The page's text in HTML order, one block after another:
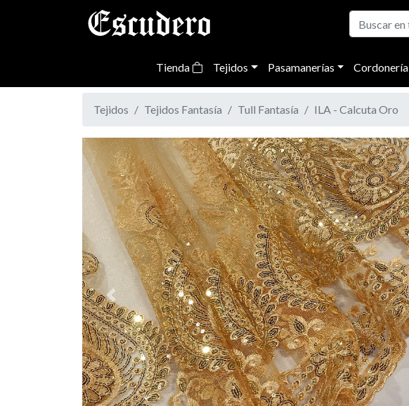
Tienda Tejidos Pasamanerías Cordonería
Tejidos Tejidos Fantasía Tull Fantasía ILA - Calcuta Oro
Previous